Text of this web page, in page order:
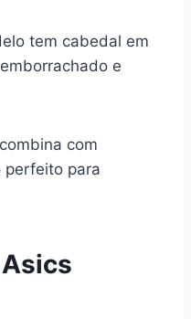
tem cabedal em
e
com
perfeito para